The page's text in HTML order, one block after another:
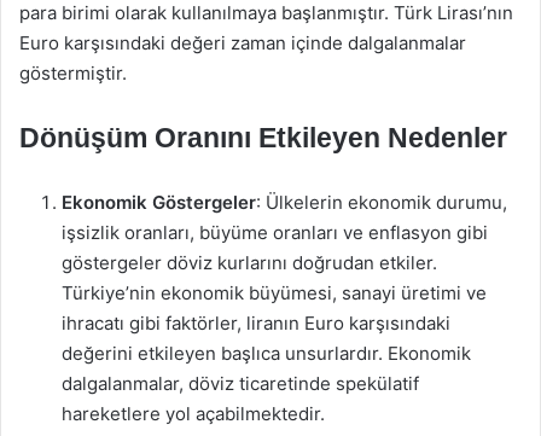
para birimi olarak kullanılmaya başlanmıştır. Türk Lirası’nın
Euro karşısındaki değeri zaman içinde dalgalanmalar
göstermiştir.
Dönüşüm Oranını Etkileyen Nedenler
Ekonomik Göstergeler: Ülkelerin ekonomik durumu,
işsizlik oranları, büyüme oranları ve enflasyon gibi
göstergeler döviz kurlarını doğrudan etkiler.
Türkiye’nin ekonomik büyümesi, sanayi üretimi ve
ihracatı gibi faktörler, liranın Euro karşısındaki
değerini etkileyen başlıca unsurlardır. Ekonomik
dalgalanmalar, döviz ticaretinde spekülatif
hareketlere yol açabilmektedir.